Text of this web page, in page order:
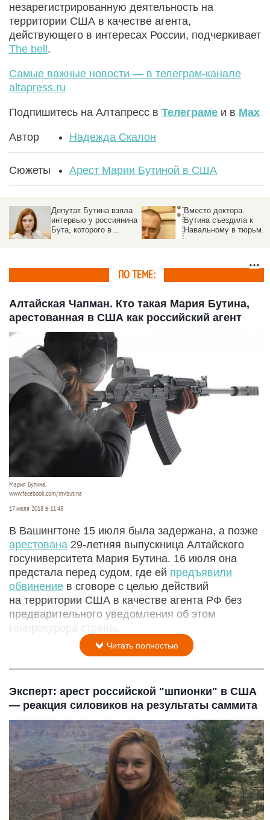
незарегистрированную деятельность на
территории США в качестве агента,
действующего в интересах России, подчеркивает
The bell .
Самые важные новости — в телеграм-канале
altapress.ru
Подпишитесь на Алтапресс в Телеграме и в Max
Автор Надежда Скалон
Сюжеты Арест Марии Бутиной в США
Депутат Бутина взяла
интервью у россиянина
Бута, которого в
Вместо доктора.
Бутина съездила к
Навальному в тюрьму
ПО ТЕМЕ:
Алтайская Чапман. Кто такая Мария Бутина,
арестованная в США как российский агент
Мария Бутина.
www.facebook.com/mvbutina
17 июля 2018 в 11:48
В Вашингтоне 15 июля была задержана, а позже
арестована 29-летняя выпускница Алтайского
госуниверситета Мария Бутина. 16 июля она
предстала перед судом, где ей предъявили
обвинение в сговоре с целью действий
на территории США в качестве агента РФ без
предварительного уведомления об этом
генпрокурора страны.
Читать полностью
Эксперт: арест российской "шпионки" в США
— реакция силовиков на результаты саммита